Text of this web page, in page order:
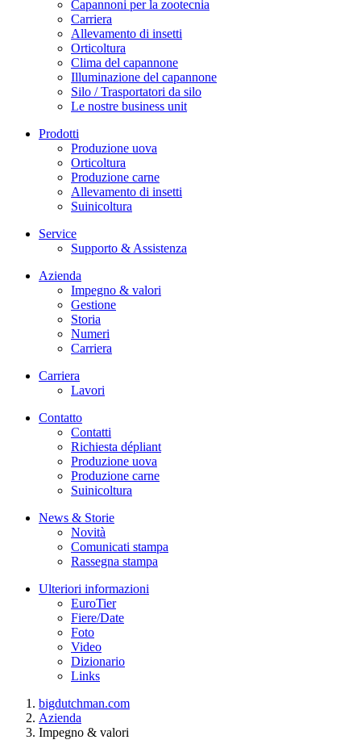
Capannoni per la zootecnia
Carriera
Allevamento di insetti
Orticoltura
Clima del capannone
Illuminazione del capannone
Silo / Trasportatori da silo
Le nostre business unit
Prodotti
Produzione uova
Orticoltura
Produzione carne
Allevamento di insetti
Suinicoltura
Service
Supporto & Assistenza
Azienda
Impegno & valori
Gestione
Storia
Numeri
Carriera
Carriera
Lavori
Contatto
Contatti
Richiesta dépliant
Produzione uova
Produzione carne
Suinicoltura
News & Storie
Novità
Comunicati stampa
Rassegna stampa
Ulteriori informazioni
EuroTier
Fiere/Date
Foto
Video
Dizionario
Links
bigdutchman.com
Azienda
Impegno & valori